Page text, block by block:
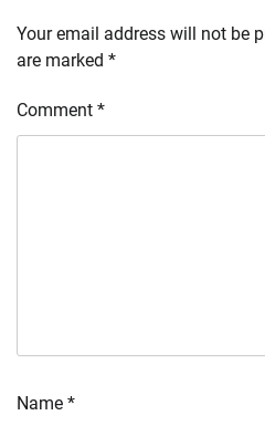
Your email address will not be
are marked *
Comment *
Name *